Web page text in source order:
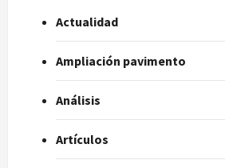
Actualidad
Ampliación pavimento
Análisis
Artículos